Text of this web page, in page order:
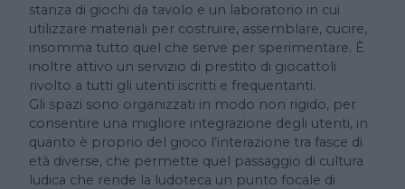
stanza di giochi da tavolo e un laboratorio in cui
utilizzare materiali per costruire, assemblare, cucire,
insomma tutto quel che serve per sperimentare. È
inoltre attivo un servizio di prestito di giocattoli
rivolto a tutti gli utenti iscritti e frequentanti.
Gli spazi sono organizzati in modo non rigido, per
consentire una migliore integrazione degli utenti, in
quanto è proprio del gioco l’interazione tra fasce di
età diverse, che permette quel passaggio di cultura
ludica che rende la ludoteca un punto focale di